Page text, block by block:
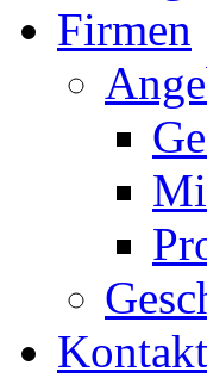
Firmen
Kontakt